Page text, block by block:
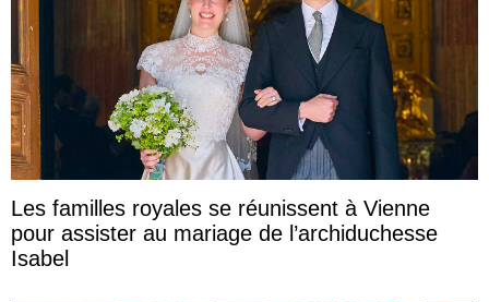
Les familles royales se réunissent à Vienne
pour assister au mariage de l’archiduchesse
Isabel